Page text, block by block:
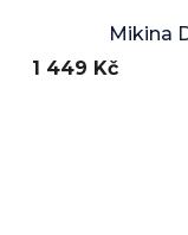
Mikina
1 449 Kč